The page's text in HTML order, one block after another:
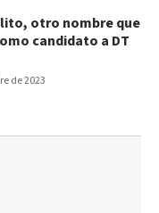
de 2023
otro nombre que
candidato a DT